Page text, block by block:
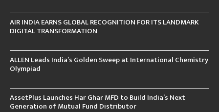
AIR INDIA EARNS GLOBAL RECOGNITION FOR ITS LANDMARK
DIGITAL TRANSFORMATION
ALLEN Leads India’s Golden Sweep at International Chemistry
Olympiad
AssetPlus Launches Har Ghar MFD to Build India’s Next
Generation of Mutual Fund Distributor